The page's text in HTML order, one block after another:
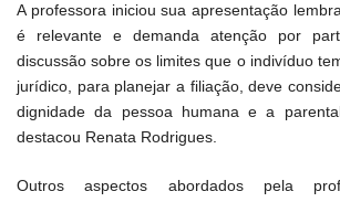
A professora iniciou sua apresentação
é relevante e demanda atenção por
discussão sobre os limites que o indivíduo
jurídico, para planejar a filiação, deve
dignidade da pessoa humana e a
destacou Renata Rodrigues.
Outros aspectos abordados pela